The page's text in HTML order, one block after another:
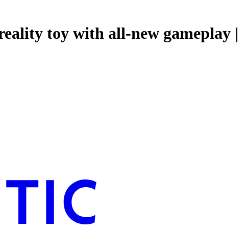
toy with all-new gameplay |